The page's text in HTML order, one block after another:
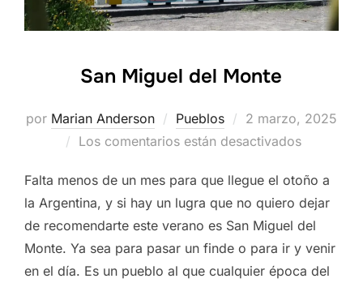
San Miguel del Monte
por Marian Anderson Pueblos
Publicado
el
2 marzo, 2025
Los comentarios están desactivados
Falta menos de un mes para que llegue el otoño a
la Argentina, y si hay un lugra que no quiero dejar
de recomendarte este verano es San Miguel del
Monte. Ya sea para pasar un finde o para ir y venir
en el día. Es un pueblo al que cualquier época del